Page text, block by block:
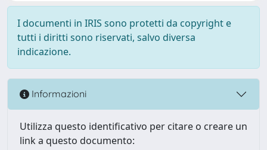
I documenti in IRIS sono protetti da copyright e
tutti i diritti sono riservati, salvo diversa
indicazione.
Informazioni
Utilizza questo identificativo per citare o creare un
link a questo documento: